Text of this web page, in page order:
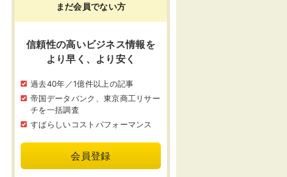
まだ会員でない方
信頼性の高いビジネス情報を
より早く、より安く
過去40年／1億件以上の記事
帝国データバンク、東京商工リサー
チを一括調査
すばらしいコストパフォーマンス
会員登録